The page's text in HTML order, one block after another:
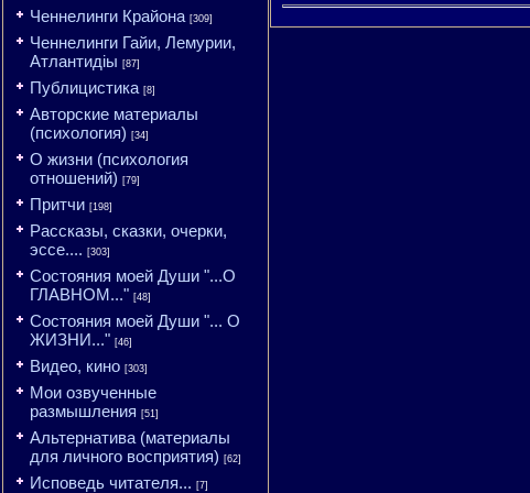
Ченнелинги Крайона [309]
Ченнелинги Гайи, Лемурии,
Атлантидіы [87]
Публицистика [8]
Авторские материалы
(психология) [34]
О жизни (психология
отношений) [79]
Притчи [198]
Рассказы, сказки, очерки,
эссе.... [303]
Состояния моей Души "...О
ГЛАВНОМ..." [48]
Состояния моей Души "... О
ЖИЗНИ..." [46]
Видео, кино [303]
Мои озвученные
размышления [51]
Альтернатива (материалы
для личного восприятия) [62]
Исповедь читателя... [7]